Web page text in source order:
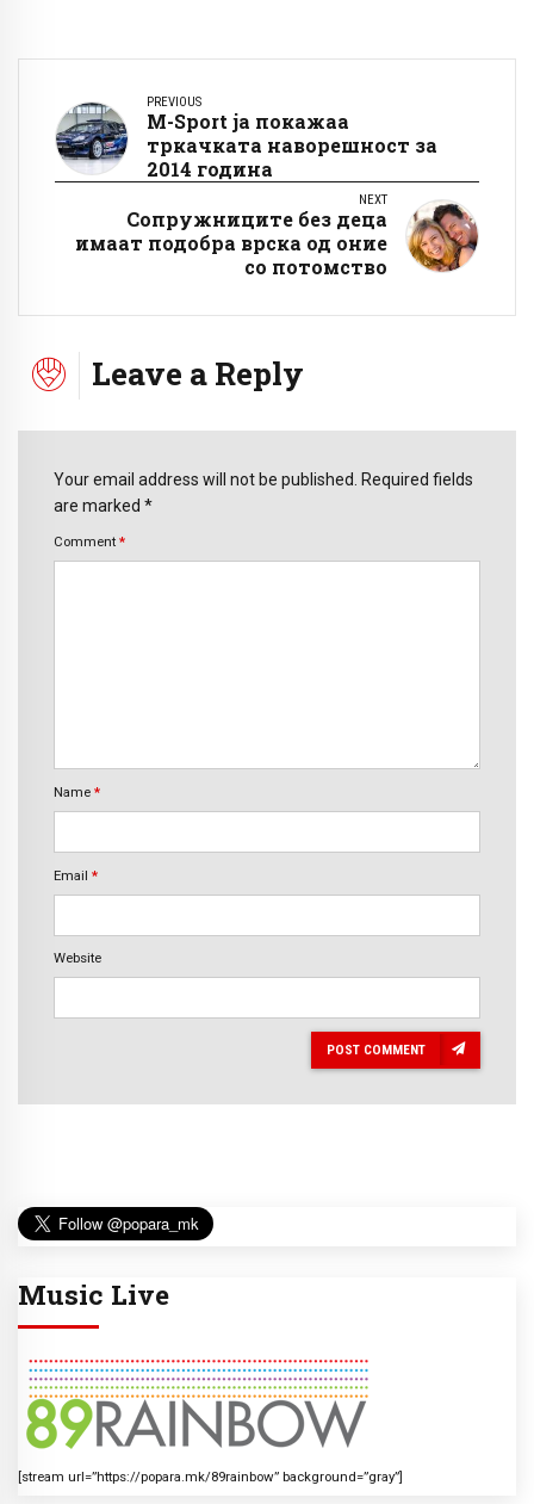
PREVIOUS
M-Sport ја покажаа
тркачката наворешност за
2014 година
NEXT
Сопружниците без деца
имаат подобра врска од оние
со потомство
Leave a Reply
Your email address will not be published. Required fields
are marked *
Comment *
Name *
Email *
Website
POST COMMENT
Music Live
[stream url=”https://popara.mk/89rainbow” background=”gray”]